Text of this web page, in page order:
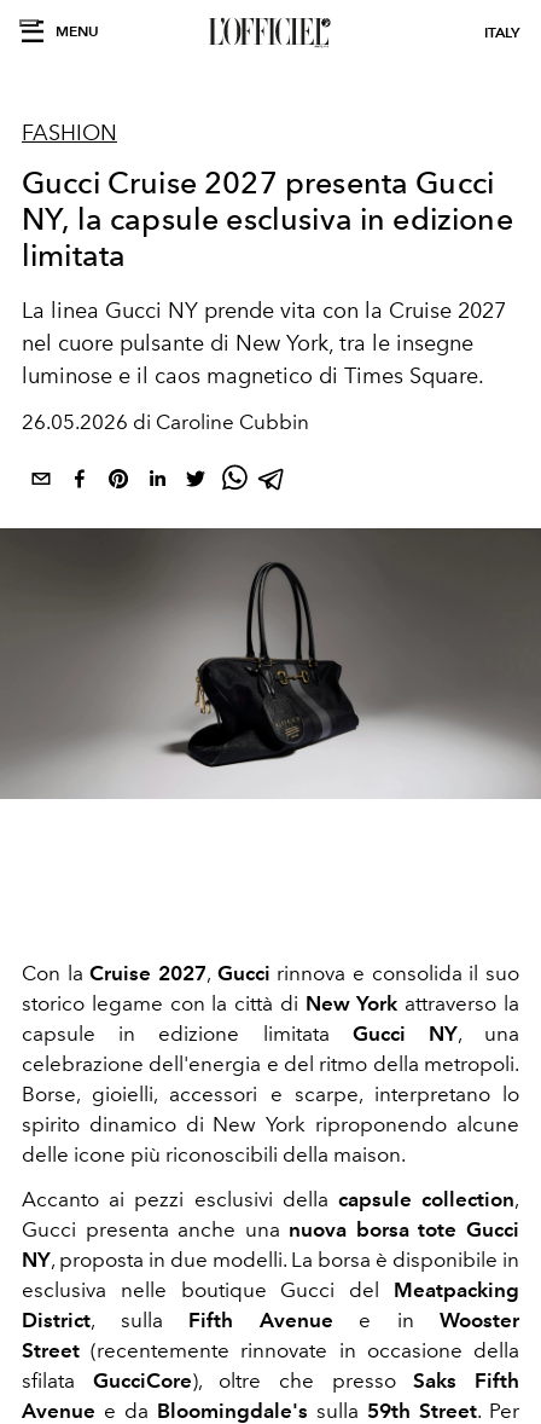
MENU ITALY
FASHION
Gucci Cruise 2027 presenta Gucci
NY, la capsule esclusiva in edizione
limitata
La linea Gucci NY prende vita con la Cruise 2027
nel cuore pulsante di New York, tra le insegne
luminose e il caos magnetico di Times Square.
26.05.2026 di Caroline Cubbin
Con laCruise 2027, Gucci rinnova e consolida il suo
storico legame con la città di New York attraverso la
capsule in edizione limitata Gucci NY, una
celebrazione dell'energia e del ritmo della metropoli.
Borse, gioielli, accessori e scarpe, interpretano lo
spirito dinamico di New York riproponendo alcune
delle icone più riconoscibili della maison.
Accanto ai pezzi esclusivi della capsule collection,
Gucci presenta anche una nuova borsa tote Gucci
NY, proposta in due modelli. La borsa è disponibile in
esclusiva nelle boutique Gucci del Meatpacking
District, sulla Fifth Avenue e in Wooster
Street (recentemente rinnovate in occasione della
sfilata GucciCore), oltre che pressoSaks Fifth
Avenue e da Bloomingdale's sulla 59th Street. Per